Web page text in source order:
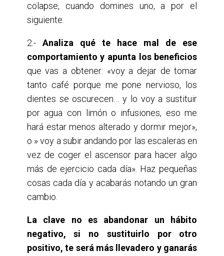
colapse, cuando domines uno, a por el
siguiente.
2.-Analiza qué te hace mal de ese
comportamiento y apunta los beneficios
que vas a obtener: «voy a dejar de tomar
tanto café porque me pone nervioso, los
dientes se oscurecen… y lo voy a sustituir
por agua con limón o infusiones, eso me
hará estar menos alterado y dormir mejor»,
o » voy a subir andando por las escaleras en
vez de coger el ascensor para hacer algo
más de ejercicio cada día». Haz pequeñas
cosas cada día y acabarás notando un gran
cambio.
La clave no es abandonar un hábito
negativo, si no sustituirlo por otro
positivo, te será más llevadero y ganarás